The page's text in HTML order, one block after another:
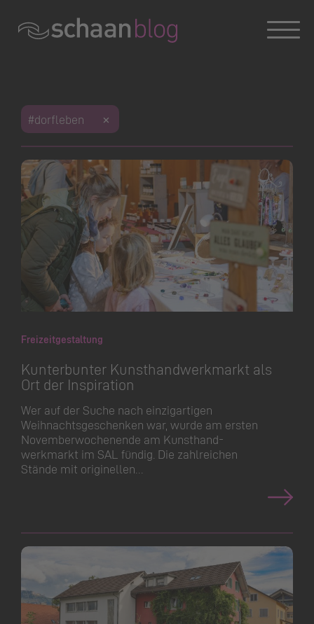
#dorfleben
Freizeitgestaltung
Kunterbunter Kunsthand­werkmarkt als
Ort der Inspiration
Wer auf der Suche nach einzigartigen
Weihnachts­ge­schenken war, wurde am ersten
November­wo­chenende am Kunsthand­
werkmarkt im SAL fündig. Die zahlreichen
Stände mit originellen…